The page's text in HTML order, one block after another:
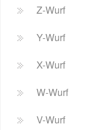
Z-Wurf
Y-Wurf
X-Wurf
W-Wurf
V-Wurf